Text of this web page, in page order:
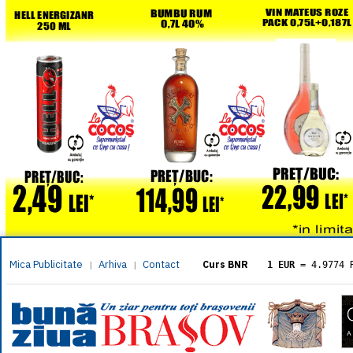
Mica Publicitate | Arhiva | Contact Curs BNR 1 EUR = 4.9774
= 5.8304
1 XAU= 464.4611
1 AED= 1.1933
1 AUD= 2.7957
1 BGN= 2.5449